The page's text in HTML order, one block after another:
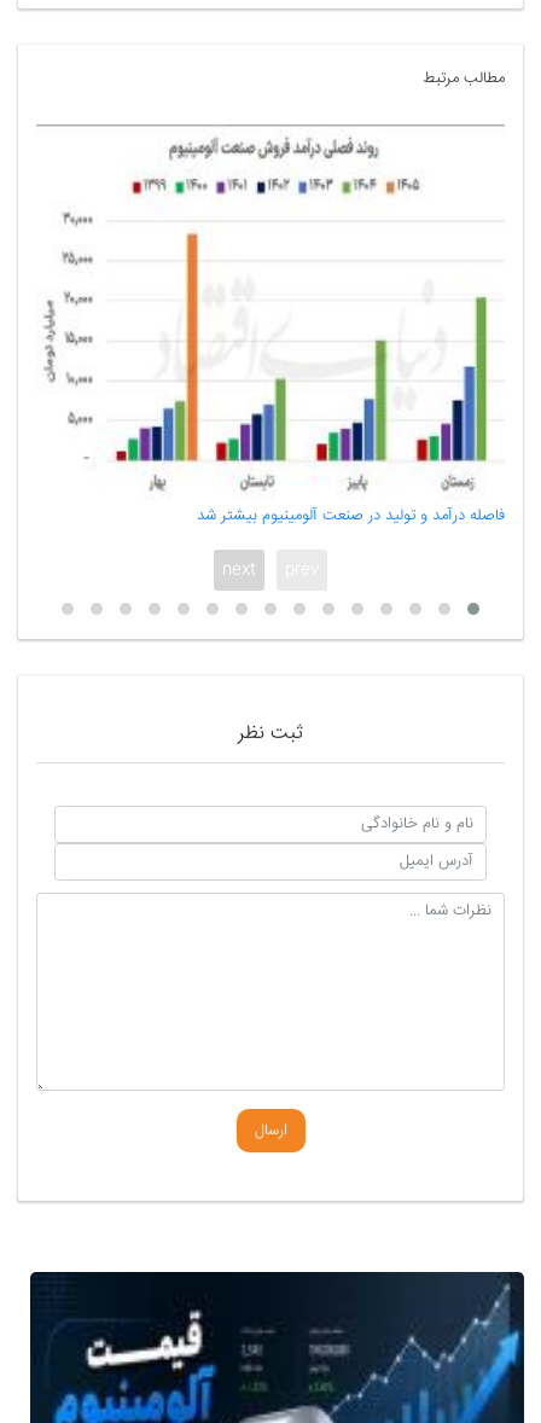
مطالب مرتبط
فاصله درآمد و تولید در صنعت آلومینیوم بیشتر شد
next
ثبت نظر
ارسال